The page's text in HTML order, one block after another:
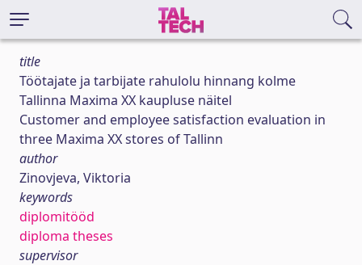
title
Töötajate ja tarbijate rahulolu hinnang kolme
Tallinna Maxima XX kaupluse näitel
Customer and employee satisfaction evaluation in
three Maxima XX stores of Tallinn
author
Zinovjeva, Viktoria
keywords
diplomitööd
diploma theses
supervisor